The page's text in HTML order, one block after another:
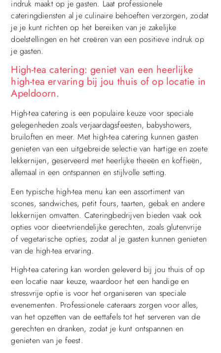
indruk maakt op je gasten. Laat professionele
cateringdiensten al je culinaire behoeften verzorgen, zodat
je je kunt richten op het bereiken van je zakelijke
doelstellingen en het creëren van een positieve indruk op
je gasten.
High-tea catering: geniet van een heerlijke
high-tea ervaring bij jou thuis of op locatie in
Apeldoorn.
High-tea catering is een populaire keuze voor speciale
gelegenheden zoals verjaardagsfeesten, babyshowers,
bruiloften en meer. Met high-tea catering kunnen gasten
genieten van een uitgebreide selectie van hartige en zoete
lekkernijen, geserveerd met heerlijke theeën en koffieën,
allemaal in een ontspannen en stijlvolle setting.
Een typische high-tea menu kan een assortiment van
scones, sandwiches, petit fours, taarten, gebak en andere
lekkernijen omvatten. Cateringbedrijven bieden vaak ook
opties voor dieetvriendelijke gerechten, zoals glutenvrije
of vegetarische opties, zodat al je gasten kunnen genieten
van de high-tea ervaring.
High-tea catering kan worden geleverd bij jou thuis of op
een locatie naar keuze, waardoor het een handige en
stressvrije optie is voor het organiseren van speciale
evenementen. Professionele cateraars zorgen voor alles,
van het opzetten van de eettafels tot het serveren van de
gerechten en dranken, zodat je kunt ontspannen en
genieten van je feest.